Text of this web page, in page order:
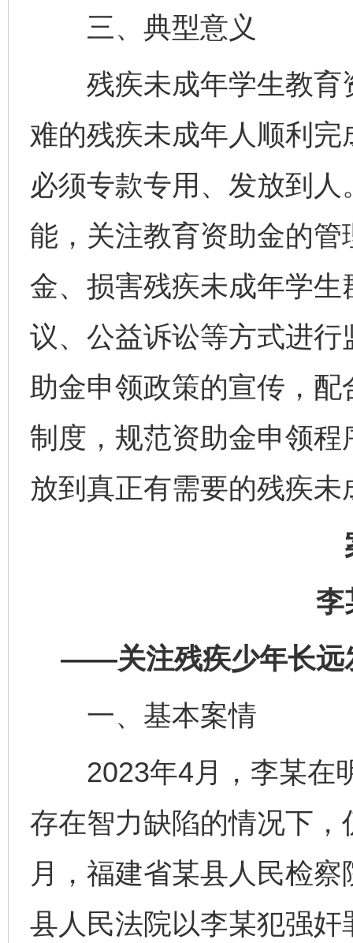
三、典型意义
残疾未成年学生教育
难的残疾未成年人顺利
必须专款专用、发放到
能，关注教育资助金的
金、损害残疾未成年学
议、公益诉讼等方式进
助金申领政策的宣传，
制度，规范资助金申领
放到真正有需要的残疾
李
——关注残疾少年长远
一、基本案情
2023年4月，李某在
存在智力缺陷的情况下
月，福建省某县人民检
县人民法院以李某犯强